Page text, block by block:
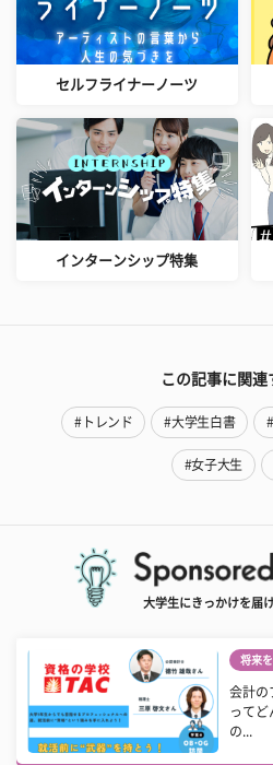
セルフライナーノーツ
インターンシップ特集
この記事に関連
#トレンド #大学生白書
#女子大生
大学生にきっかけを届
将来
会計の
ってど
の...